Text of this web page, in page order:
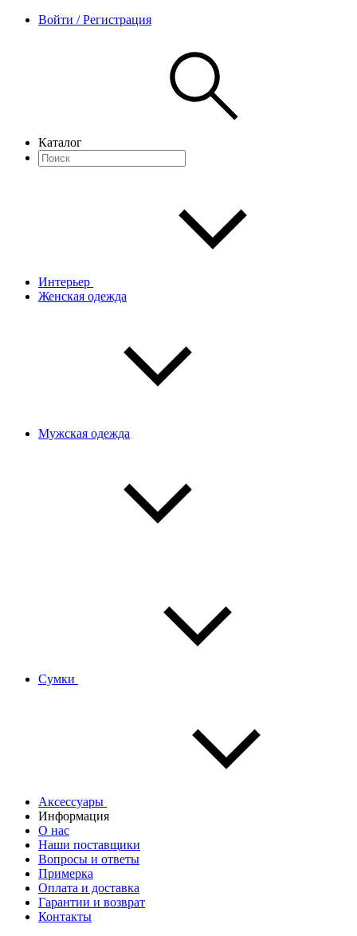
Войти / Регистрация
Каталог
Интерьер
Женская одежда
Мужская одежда
Сумки
Аксессуары
Информация
О нас
Наши поставщики
Вопросы и ответы
Примерка
Оплата и доставка
Гарантии и возврат
Контакты